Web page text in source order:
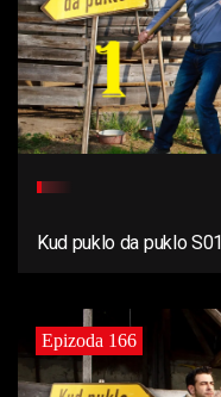
Kud puklo da puklo
Epizoda 166